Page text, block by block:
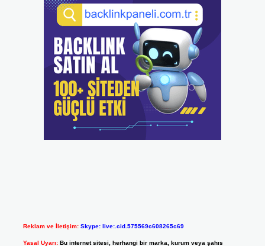
Reklam ve İletişim: Skype: live:.cid.575569c608265c69
Yasal Uyarı: Bu internet sitesi, herhangi bir marka, kurum veya şahıs